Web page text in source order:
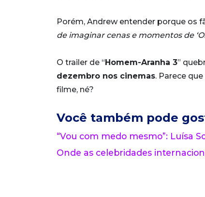
Porém, Andrew entender porque os
de imaginar cenas e momentos de
O trailer de “Homem-Aranha 3”
dezembro nos cinemas. Parece
filme, né?
Você também pode
“Vou com medo mesmo”: Luísa
Onde as celebridades